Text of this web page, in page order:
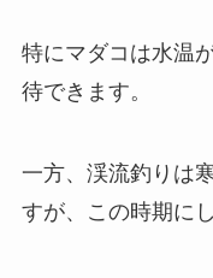
特にマダコは水温
待できます。
一方、渓流釣りは
すが、この時期に